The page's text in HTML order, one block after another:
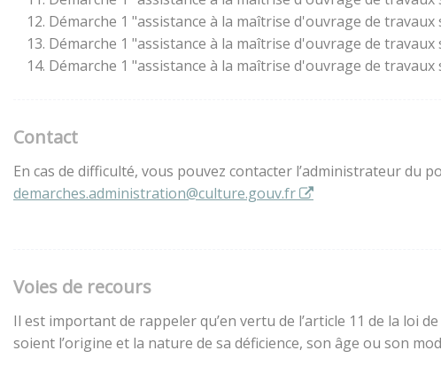
Démarche 1 "assistance à la maîtrise d'ouvrage de
Démarche 1 "assistance à la maîtrise d'ouvrage de
Démarche 1 "assistance à la maîtrise d'ouvrage de
Contact
En cas de difficulté, vous pouvez contacter l’administrateur
demarches.administration@culture.gouv.fr
Voies de recours
Il est important de rappeler qu’en vertu de l’article 11 de la loi
soient l’origine et la nature de sa déficience, son âge ou son